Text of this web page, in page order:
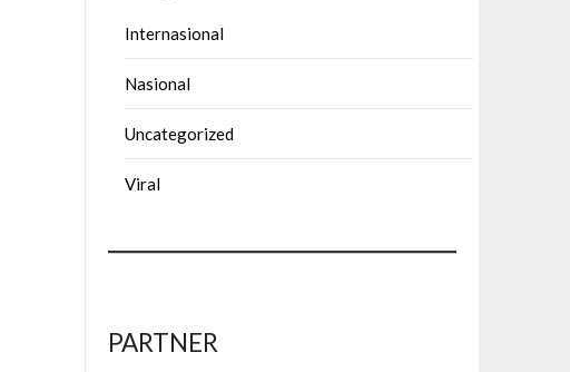
Internasional
Nasional
Uncategorized
Viral
PARTNER